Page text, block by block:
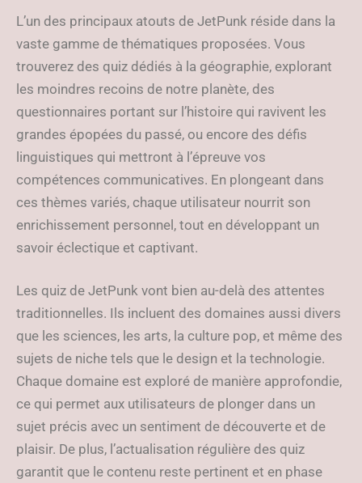
L’un des principaux atouts de JetPunk réside dans la
vaste gamme de thématiques proposées. Vous
trouverez des quiz dédiés à la géographie, explorant
les moindres recoins de notre planète, des
questionnaires portant sur l’histoire qui ravivent les
grandes épopées du passé, ou encore des défis
linguistiques qui mettront à l’épreuve vos
compétences communicatives. En plongeant dans
ces thèmes variés, chaque utilisateur nourrit son
enrichissement personnel, tout en développant un
savoir éclectique et captivant.
Les quiz de JetPunk vont bien au-delà des attentes
traditionnelles. Ils incluent des domaines aussi divers
que les sciences, les arts, la culture pop, et même des
sujets de niche tels que le design et la technologie.
Chaque domaine est exploré de manière approfondie,
ce qui permet aux utilisateurs de plonger dans un
sujet précis avec un sentiment de découverte et de
plaisir. De plus, l’actualisation régulière des quiz
garantit que le contenu reste pertinent et en phase